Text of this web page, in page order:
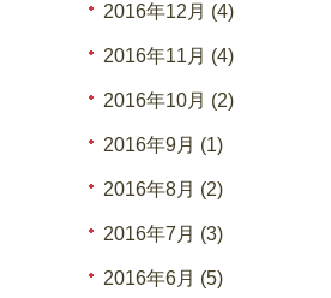
2016年12月 (4)
2016年11月 (4)
2016年10月 (2)
2016年9月 (1)
2016年8月 (2)
2016年7月 (3)
2016年6月 (5)